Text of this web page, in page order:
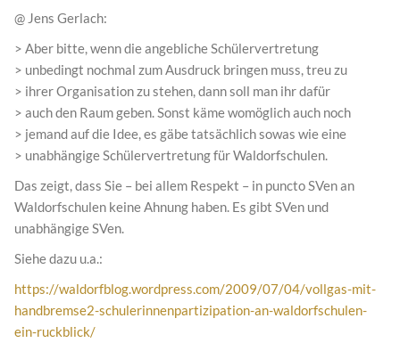
@ Jens Gerlach:
> Aber bitte, wenn die angebliche Schülervertretung
> unbedingt nochmal zum Ausdruck bringen muss, treu zu
> ihrer Organisation zu stehen, dann soll man ihr dafür
> auch den Raum geben. Sonst käme womöglich auch noch
> jemand auf die Idee, es gäbe tatsächlich sowas wie eine
> unabhängige Schülervertretung für Waldorfschulen.
Das zeigt, dass Sie – bei allem Respekt – in puncto SVen an
Waldorfschulen keine Ahnung haben. Es gibt SVen und
unabhängige SVen.
Siehe dazu u.a.:
https://waldorfblog.wordpress.com/2009/07/04/vollgas-mit-
handbremse2-schulerinnenpartizipation-an-waldorfschulen-
ein-ruckblick/